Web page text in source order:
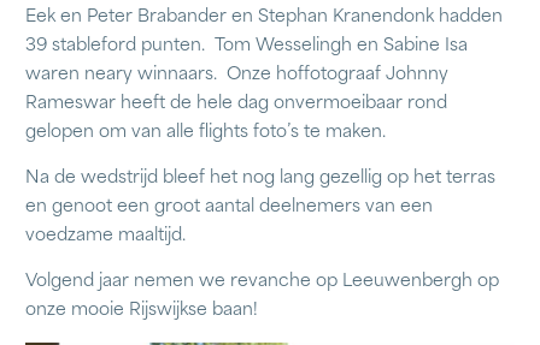
Eek en Peter Brabander en Stephan Kranendonk hadden
39 stableford punten. Tom Wesselingh en Sabine Isa
waren neary winnaars. Onze hoffotograaf Johnny
Rameswar heeft de hele dag onvermoeibaar rond
gelopen om van alle flights foto’s te maken.
Na de wedstrijd bleef het nog lang gezellig op het terras
en genoot een groot aantal deelnemers van een
voedzame maaltijd.
Volgend jaar nemen we revanche op Leeuwenbergh op
onze mooie Rijswijkse baan!